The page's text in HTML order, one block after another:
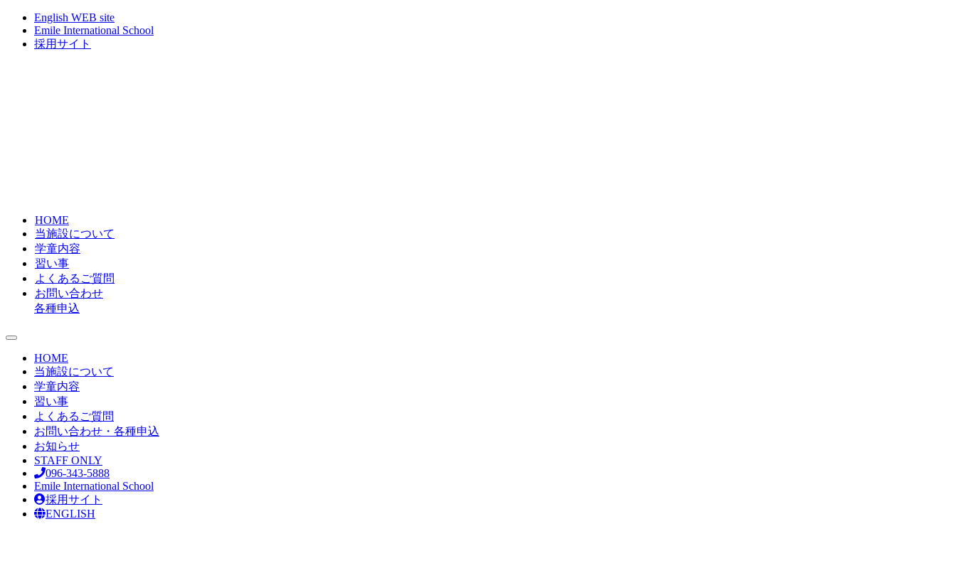
English WEB site
Emile International School
採用サイト
HOME
当施設について
学童内容
習い事
よくあるご質問
お問い合わせ
各種申込
toggle
navigation
HOME
当施設について
学童内容
習い事
よくあるご質問
お問い合わせ・各種申込
お知らせ
STAFF ONLY
096-343-5888
Emile International School
採用サイト
ENGLISH